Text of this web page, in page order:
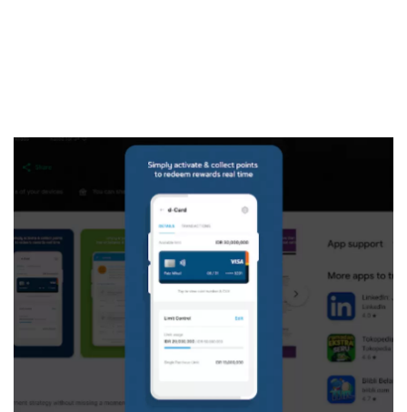
Asuransi
Asuransi Jiwa
Asuransi Kesehatan
Asuransi Syariah